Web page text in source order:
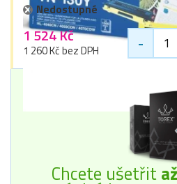
Nedostupné
1 524 Kč
1 260 Kč bez DPH -
Chcete ušetřit